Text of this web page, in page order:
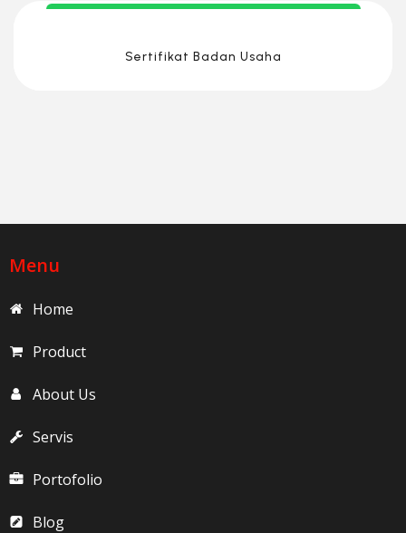
Sertifikat Badan Usaha
Menu
Home
Product
About Us
Servis
Portofolio
Blog